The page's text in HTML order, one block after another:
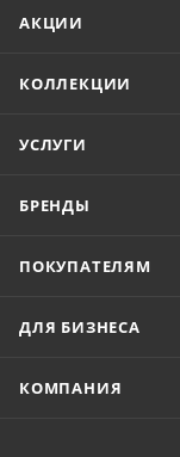
АКЦИИ
КОЛЛЕКЦИИ
УСЛУГИ
БРЕНДЫ
ПОКУПАТЕЛЯМ
ДЛЯ БИЗНЕСА
КОМПАНИЯ